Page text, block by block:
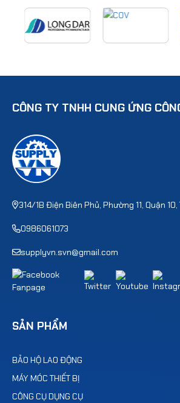
CÔNG TY TNHH CUNG ỨNG
314/1B Điện Biên Phủ, Phường 11, Quận 10,
0986061073
supplyvn.svn@gmail.com
SẢN PHẨM
BẢO HỘ LAO ĐỘNG
MÁY MÓC THIẾT BỊ
CÔNG CỤ DỤNG CỤ